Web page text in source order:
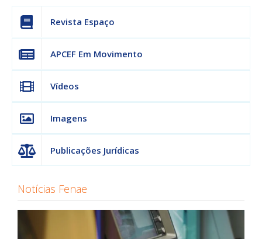
Revista Espaço
APCEF Em Movimento
Vídeos
Imagens
Publicações Jurídicas
Notícias Fenae